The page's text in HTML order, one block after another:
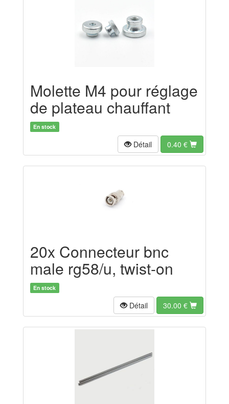
Molette M4 pour réglage
de plateau chauffant
En stock
Détail 0.40 €
20x Connecteur bnc
male rg58/u, twist-on
En stock
Détail 30.00 €